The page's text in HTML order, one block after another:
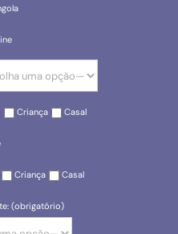
Criança Casal
Criança Casal
(obrigatório)